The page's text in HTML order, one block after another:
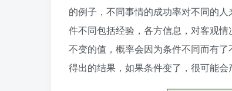
的例子，不同事情的成功率对不同的
件不同包括经验，各方信息，对客观
不变的值，概率会因为条件不同而有
得出的结果，如果条件变了，很可能会